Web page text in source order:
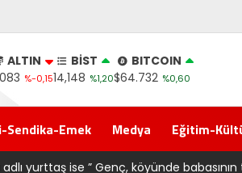
ALTIN
%-0,15
BİST
14,148 %1,20
BITCOIN
$64.732 %0,60
Sendika-Emek Medya Eğitim-
başkanına ‘Kimin parasıyla’ sorusu